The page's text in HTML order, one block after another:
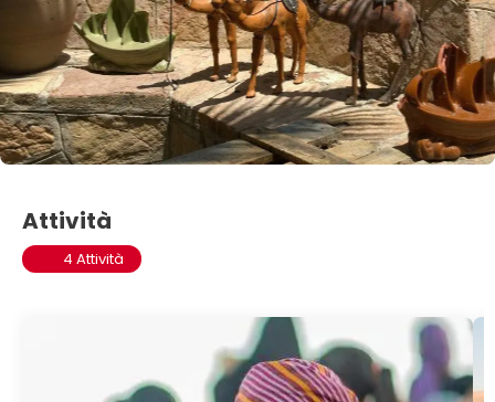
Attività
4 Attività